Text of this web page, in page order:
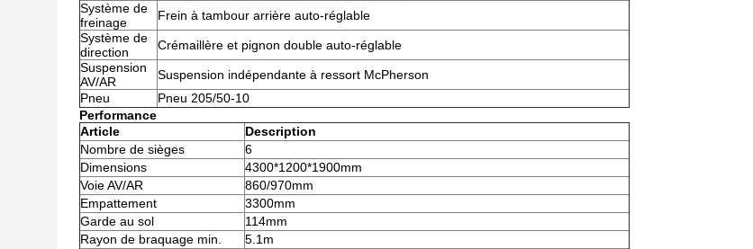
Système de
freinage
Frein à tambour arrière auto-réglable
Système de
direction
Crémaillère et pignon double auto-réglable
Suspension
AV/AR
Suspension indépendante à ressort McPherson
Pneu
Pneu 205/50-10
Performance
Article
Description
Nombre de sièges
6
Dimensions
4300*1200*1900mm
Voie AV/AR
860/970mm
Empattement
3300mm
Garde au sol
114mm
Rayon de braquage min.
5.1m